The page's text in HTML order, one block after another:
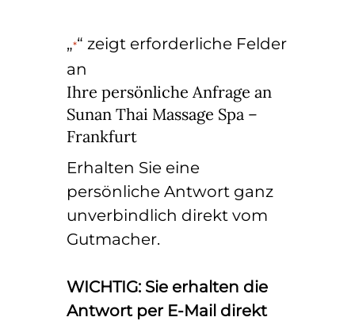
„*“ zeigt erforderliche Felder
an
Ihre persönliche Anfrage an
Sunan Thai Massage Spa –
Frankfurt
Erhalten Sie eine
persönliche Antwort ganz
unverbindlich direkt vom
Gutmacher.
WICHTIG: Sie erhalten die
Antwort per E-Mail direkt